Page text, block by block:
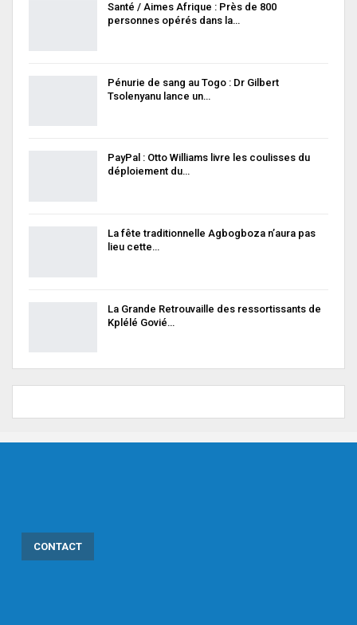
Santé / Aimes Afrique : Près de 800
personnes opérés dans la…
Pénurie de sang au Togo : Dr Gilbert
Tsolenyanu lance un…
PayPal : Otto Williams livre les coulisses du
déploiement du…
La fête traditionnelle Agbogboza n’aura pas
lieu cette…
La Grande Retrouvaille des ressortissants de
Kplélé Govié…
CONTACT